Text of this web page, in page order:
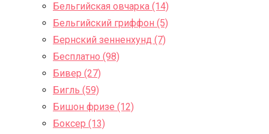
Бельгийская овчарка (14)
Бельгийский гриффон (5)
Бернский зенненхунд (7)
Бесплатно (98)
Бивер (27)
Бигль (59)
Бишон фризе (12)
Боксер (13)